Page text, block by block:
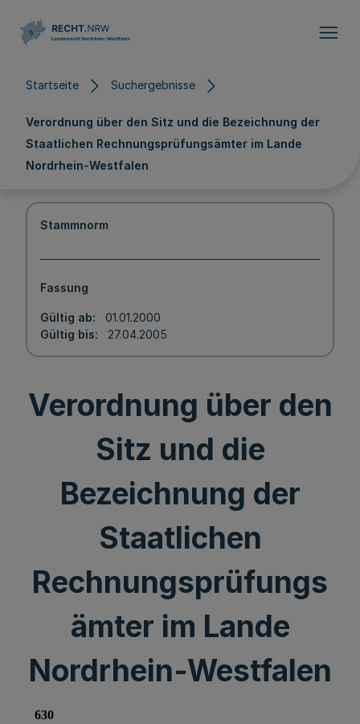
Startseite Suchergebnisse
Verordnung über den Sitz und die Bezeichnung der
Staatlichen Rechnungsprüfungsämter im Lande
Nordrhein-Westfalen
Stammnorm
Fassung
Gültig ab
01.01.2000
Gültig bis
27.04.2005
Verordnung über den
Sitz und die
Bezeichnung der
Staatlichen
Rechnungsprüfungs
ämter im Lande
Nordrhein-Westfalen